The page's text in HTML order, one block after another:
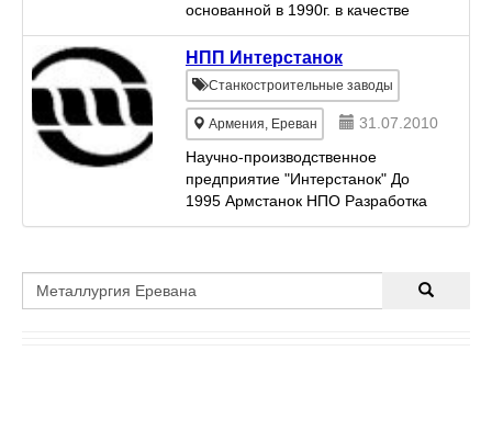
основанной в 1990г. в качестве
Арендного специального
конструкторского бюро «Селена».
В апреле 1994г. АСКБ «Селена»
было реорганизовано в закрытое
акционерное...
НПП Интерстанок
Станкостроительные заводы
Армения, Ереван
31.07.2010
Научно-производственное
предприятие "Интерстанок" До
1995 Армстанок НПО Разработка
станков Ремонт, техническое
Ремонт, техническое
обслуживание...